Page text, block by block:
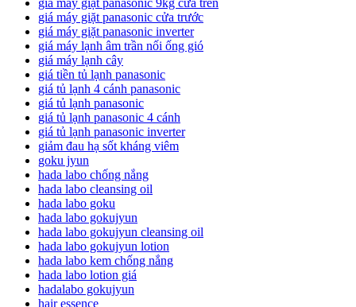
giá máy giặt panasonic 9kg cửa trên
giá máy giặt panasonic cửa trước
giá máy giặt panasonic inverter
giá máy lạnh âm trần nối ống gió
giá máy lạnh cây
giá tiền tủ lạnh panasonic
giá tủ lạnh 4 cánh panasonic
giá tủ lạnh panasonic
giá tủ lạnh panasonic 4 cánh
giá tủ lạnh panasonic inverter
giảm đau hạ sốt kháng viêm
goku jyun
hada labo chống nắng
hada labo cleansing oil
hada labo goku
hada labo gokujyun
hada labo gokujyun cleansing oil
hada labo gokujyun lotion
hada labo kem chống nắng
hada labo lotion giá
hadalabo gokujyun
hair essence